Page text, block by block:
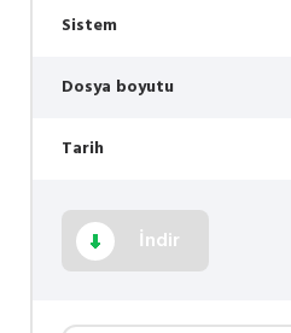
Sistem
Dosya boyutu
Tarih
İndir